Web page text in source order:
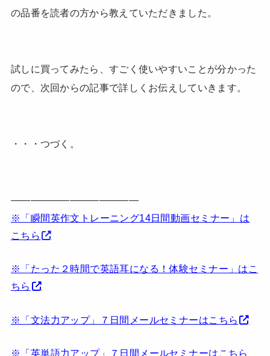
の品番を読者の方から教えていただきました。
試しに買ってみたら、すごく使いやすいことが分かった
ので、次回からの記事で詳しくお伝えしていきます。
・・・つづく。
—————————————
※「瞬間英作文トレーニング14日間動画セミナー」は
こちら
※「たった２時間で英語耳になる！体験セミナー」はこ
ちら
※「文法力アップ」７日間メールセミナーはこちら
※「英単語力アップ」７日間メールセミナーはこちら